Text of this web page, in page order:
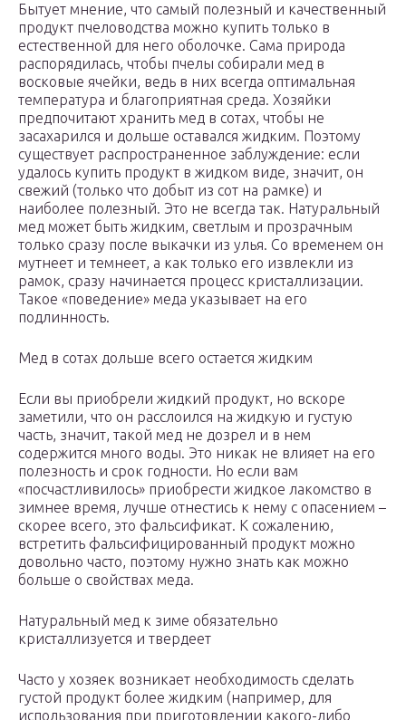
Бытует мнение, что самый полезный и качественный
продукт пчеловодства можно купить только в
естественной для него оболочке. Сама природа
распорядилась, чтобы пчелы собирали мед в
восковые ячейки, ведь в них всегда оптимальная
температура и благоприятная среда. Хозяйки
предпочитают хранить мед в сотах, чтобы не
засахарился и дольше оставался жидким. Поэтому
существует распространенное заблуждение: если
удалось купить продукт в жидком виде, значит, он
свежий (только что добыт из сот на рамке) и
наиболее полезный. Это не всегда так. Натуральный
мед может быть жидким, светлым и прозрачным
только сразу после выкачки из улья. Со временем он
мутнеет и темнеет, а как только его извлекли из
рамок, сразу начинается процесс кристаллизации.
Такое «поведение» меда указывает на его
подлинность.
Мед в сотах дольше всего остается жидким
Если вы приобрели жидкий продукт, но вскоре
заметили, что он расслоился на жидкую и густую
часть, значит, такой мед не дозрел и в нем
содержится много воды. Это никак не влияет на его
полезность и срок годности. Но если вам
«посчастливилось» приобрести жидкое лакомство в
зимнее время, лучше отнестись к нему с опасением –
скорее всего, это фальсификат. К сожалению,
встретить фальсифицированный продукт можно
довольно часто, поэтому нужно знать как можно
больше о свойствах меда.
Натуральный мед к зиме обязательно
кристаллизуется и твердеет
Часто у хозяек возникает необходимость сделать
густой продукт более жидким (например, для
использования при приготовлении какого-либо